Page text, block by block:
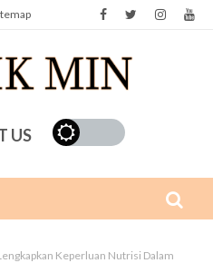
US
Keperluan Nutrisi Dalam